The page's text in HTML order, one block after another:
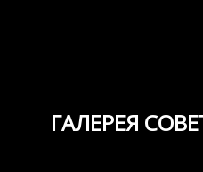
ГАЛЕРЕЯ